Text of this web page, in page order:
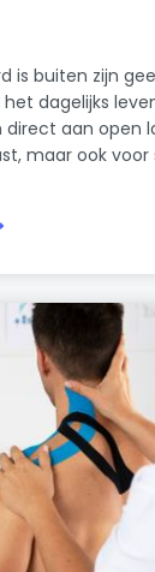
is buiten zijn
dagelijks
aan open
maar ook voor